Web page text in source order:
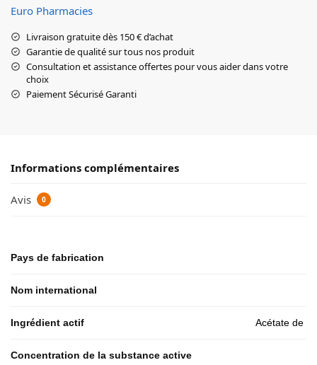
Euro Pharmacies
Livraison gratuite dès 150 € d’achat
Garantie de qualité sur tous nos produit
Consultation et assistance offertes pour vous aider dans votre
choix
Paiement Sécurisé Garanti
Informations complémentaires
Avis 0
Pays de fabrication
Nom international
Ingrédient actif Acétate de
Concentration de la substance active